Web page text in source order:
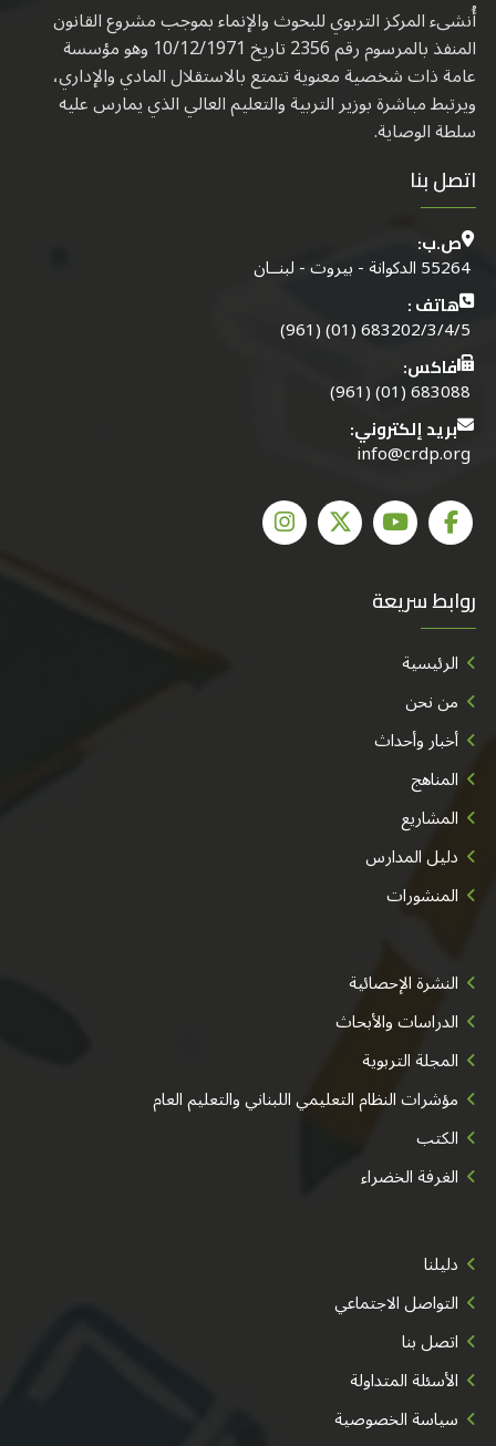
أُنشىء المركز التربوي للبحوث والإنماء بموجب مشروع القانون
المنفذ بالمرسوم رقم 2356 تاريخ 10/12/1971 وهو مؤسسة
عامة ذات شخصية معنوية تتمتع بالاستقلال المادي والإداري،
ويرتبط مباشرة بوزير التربية والتعليم العالي الذي يمارس عليه
سلطة الوصاية.
اتصل بنا
ص.ب:
55264 الدكوانة - بيروت - لبنــان
هاتف :
683202/3/4/5 (01) (961)
فاكس:
683088 (01) (961)
بريد إلكتروني:
info@crdp.org
روابط سريعة
الرئيسية
من نحن
أخبار وأحداث
المناهج
المشاريع
دليل المدارس
المنشورات
النشرة الإحصائية
الدراسات والأبحاث
المجلة التربوية
مؤشرات النظام التعليمي اللبناني والتعليم العام
الكتب
الغرفة الخضراء
دليلنا
التواصل الاجتماعي
اتصل بنا
الأسئلة المتداولة
سياسة الخصوصية